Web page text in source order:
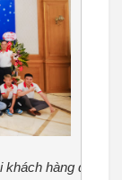
hàng đặt